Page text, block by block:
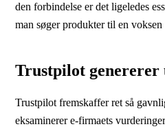
den forbindelse er det ligeledes
man søger produkter til en voksen
Trustpilot genererer
Trustpilot fremskaffer ret så
eksaminerer e-firmaets